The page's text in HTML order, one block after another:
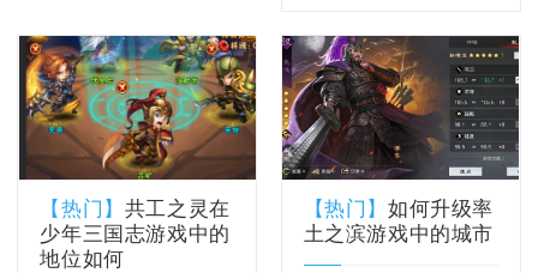
【热门】 共工之灵在
少年三国志游戏中的
地位如何
【热门】如何升级率
土之滨游戏中的城市